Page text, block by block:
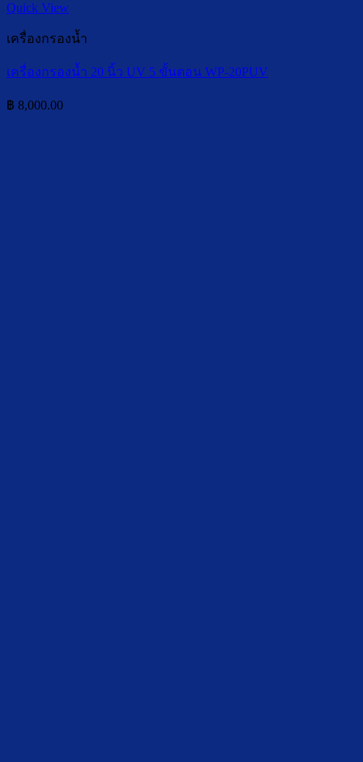
Quick View
เครื่องกรองน้ำ
เครื่องกรองน้ำ 20 นิ้ว UV 5 ขั้นตอน WP-20PUV
฿ 8,000.00